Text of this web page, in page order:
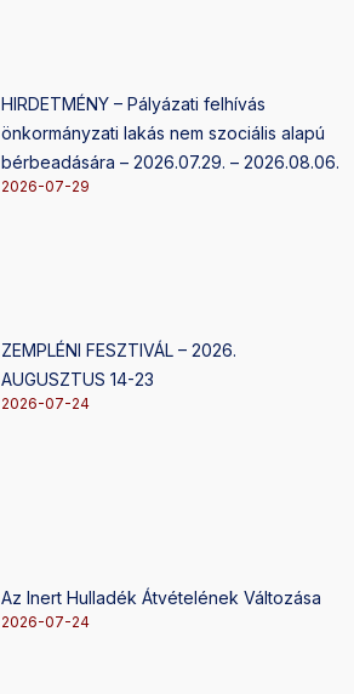
HIRDETMÉNY – Pályázati felhívás
önkormányzati lakás nem szociális alapú
bérbeadására – 2026.07.29. – 2026.08.06.
2026-07-29
ZEMPLÉNI FESZTIVÁL – 2026.
AUGUSZTUS 14-23
2026-07-24
Az Inert Hulladék Átvételének Változása
2026-07-24